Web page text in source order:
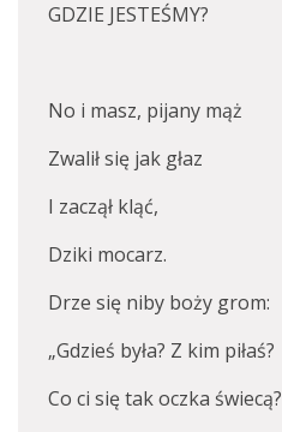
GDZIE JESTEŚMY?
No i masz, pijany mąż
Zwalił się jak głaz
I zaczął kląć,
Dziki mocarz.
Drze się niby boży grom:
„Gdzieś była? Z kim piłaś?
Co ci się tak oczka świecą?